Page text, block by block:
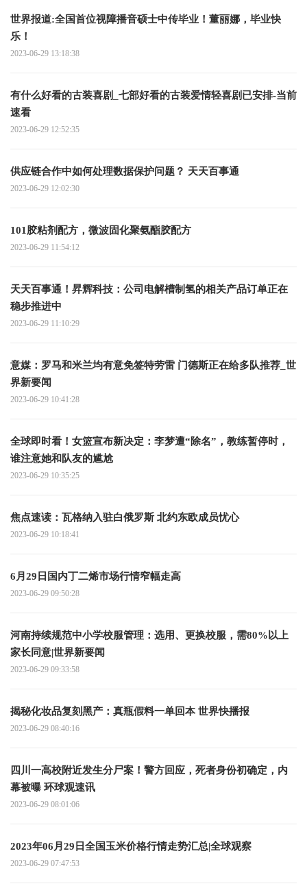
世界报道:全国首位视障播音硕士中传毕业！董丽娜，毕业快
乐！
2023-06-29 13:18:38
有什么好看的古装喜剧_七部好看的古装爱情轻喜剧已安排-当前
速看
2023-06-29 12:52:35
供应链合作中如何处理数据保护问题？ 天天百事通
2023-06-29 12:02:30
101胶粘剂配方，微波固化聚氨酯胶配方
2023-06-29 11:54:12
天天百事通！昇辉科技：公司电解槽制氢的相关产品订单正在
稳步推进中
2023-06-29 11:10:29
意媒：罗马和米兰均有意免签特劳雷 门德斯正在给多队推荐_世
界新要闻
2023-06-29 10:41:28
全球即时看！女篮宣布新决定：李梦遭“除名”，教练暂停时，
谁注意她和队友的尴尬
2023-06-29 10:35:25
焦点速读： 瓦格纳入驻白俄罗斯 北约东欧成员忧心
2023-06-29 10:18:41
6月29日国内丁二烯市场行情窄幅走高
2023-06-29 09:50:28
河南持续规范中小学校服管理：选用、更换校服，需80%以上
家长同意|世界新要闻
2023-06-29 09:33:58
揭秘化妆品复刻黑产：真瓶假料一单回本 世界快播报
2023-06-29 08:40:16
四川一高校附近发生分尸案！警方回应，死者身份初确定，内
幕被曝 环球观速讯
2023-06-29 08:01:06
2023年06月29日全国玉米价格行情走势汇总|全球观察
2023-06-29 07:47:53